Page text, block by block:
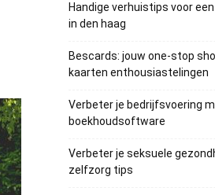
Handige verhuistips voor
in den haag
Bescards: jouw one-stop
kaarten enthousiastelingen
Verbeter je bedrijfsvoering
boekhoudsoftware
Verbeter je seksuele
zelfzorg tips